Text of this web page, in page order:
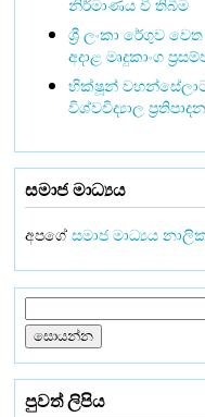
ශ්‍රී ලංකා රේගුව
අදාළ මෘදුකාංග
භික්ෂූන්
විශ්වවිද්‍යාල
සමාජ මාධ්‍යය
අපගේසමාජ මාධ්‍යය
පුවත් ලිපිය